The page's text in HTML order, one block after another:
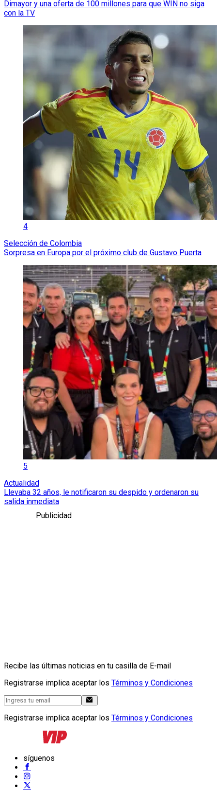
Dimayor y una oferta de 100 millones para que WIN no siga
con la TV
4
Selección de Colombia
Sorpresa en Europa por el próximo club de Gustavo Puerta
5
Actualidad
Llevaba 32 años, le notificaron su despido y ordenaron su
salida inmediata
Publicidad
Recibe las últimas noticias en tu casilla de E-mail
Registrarse implica aceptar los Términos y Condiciones
Registrarse implica aceptar los Términos y Condiciones
síguenos